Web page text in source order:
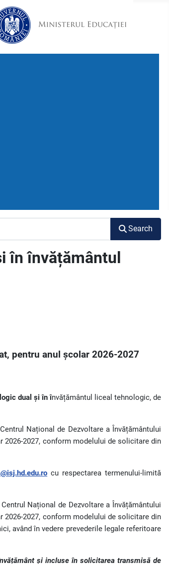
Search
în învățământul
pentru anul școlar 2026-2027
dual și în învățământul liceal tehnologic, de
Național de Dezvoltare a Învățământului
2026-2027, conform modelului de solicitare din
cu respectarea termenului-limită
Centrul Național de Dezvoltare a Învățământului
2026-2027, conform modelului de solicitare din
având în vedere prevederile legale referitoare
și incluse în solicitarea transmisă de